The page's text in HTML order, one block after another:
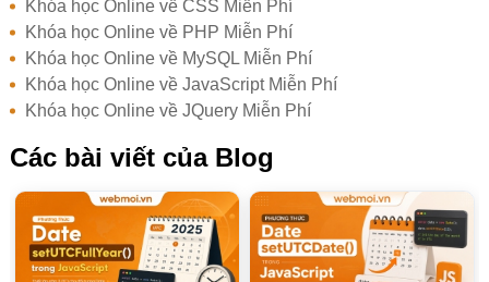
Khóa học Online về CSS Miễn Phí
Khóa học Online về PHP Miễn Phí
Khóa học Online về MySQL Miễn Phí
Khóa học Online về JavaScript Miễn Phí
Khóa học Online về JQuery Miễn Phí
Các bài viết của Blog